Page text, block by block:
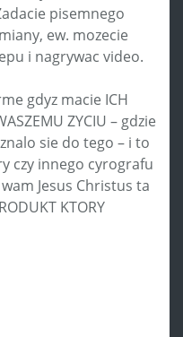
pisemnego
ew. mozecie
i nagrywac video.
gdyz macie ICH
ZYCIU – gdzie
sie do tego – i to
czy innego cyrografu
Jesus Christus ta
KTORY